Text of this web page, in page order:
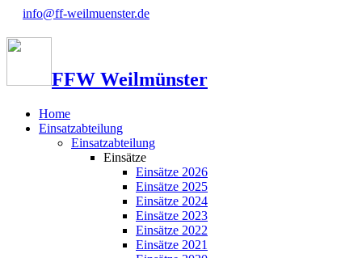
info@ff-weilmuenster.de
FFW Weilmünster
Home
Einsatzabteilung
Einsatzabteilung
Einsätze
Einsätze 2026
Einsätze 2025
Einsätze 2024
Einsätze 2023
Einsätze 2022
Einsätze 2021